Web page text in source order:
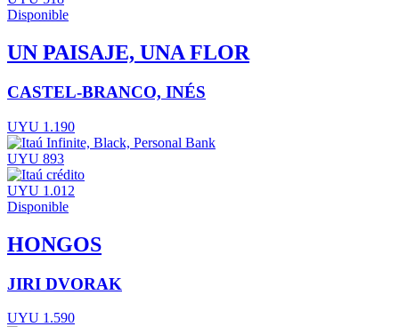
Disponible
UN PAISAJE, UNA FLOR
CASTEL-BRANCO, INÉS
UYU 1.190
UYU 893
UYU 1.012
Disponible
HONGOS
JIRI DVORAK
UYU 1.590